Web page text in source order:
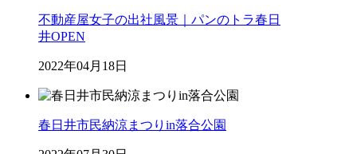
不動産屋女子の出社風景｜パンのトラ春日
井OPEN
2022年04月18日
春日井市民納涼まつりin落合公園